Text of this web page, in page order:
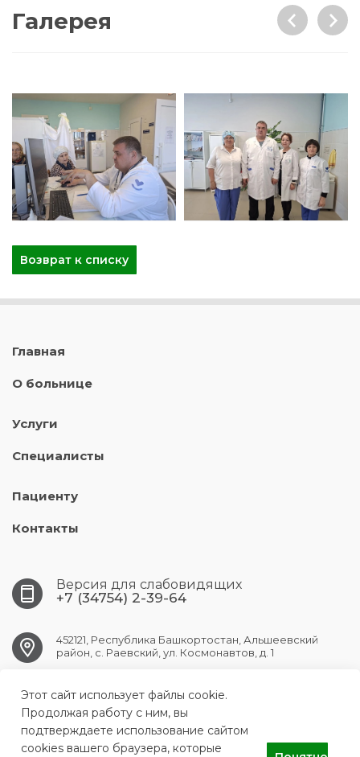
Галерея
Возврат к списку
Главная
О больнице
Услуги
Специалисты
Пациенту
Контакты
Версия для слабовидящих
+7 (34754) 2-39-64
452121, Республика Башкортостан, Альшеевский
район, с. Раевский, ул. Космонавтов, д. 1
RAEVSK.CRB@doctorrb.ru
Этот сайт использует файлы cookie.
Продолжая работу с ним, вы
подтверждаете использование сайтом
cookies вашего браузера, которые